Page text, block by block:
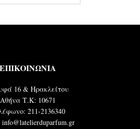
ΕΠΙΚΟΙΝΩΝΙΑ
16 & Ηρακλείτου
Αθήνα Τ.Κ: 10671
211-2136340